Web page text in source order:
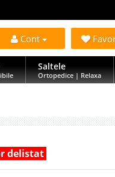
Cont
Saltele
Ortopedice | Relaxa
delistat